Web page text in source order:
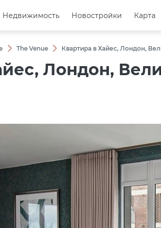
Недвижимость Новостройки Карта
Недвижимость Новостройки Карта
The Venue Квартира в Хайес, Лондон,
Лондон,